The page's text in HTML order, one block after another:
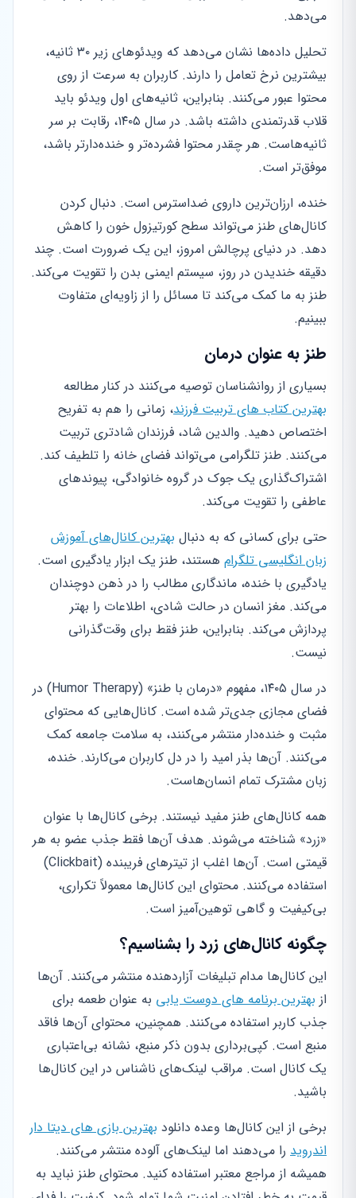
می‌دهد.
تحلیل داده‌ها نشان می‌دهد که ویدئوهای زیر ۳۰ ثانیه،
بیشترین نرخ تعامل را دارند. کاربران به سرعت از روی
محتوا عبور می‌کنند. بنابراین، ثانیه‌های اول ویدئو باید
قلاب قدرتمندی داشته باشد. در سال ۱۴۰۵، رقابت بر سر
ثانیه‌هاست. هر چقدر محتوا فشرده‌تر و خنده‌دارتر باشد،
موفق‌تر است.
خنده، ارزان‌ترین داروی ضداسترس است. دنبال کردن
کانال‌های طنز می‌تواند سطح کورتیزول خون را کاهش
دهد. در دنیای پرچالش امروز، این یک ضرورت است. چند
دقیقه خندیدن در روز، سیستم ایمنی بدن را تقویت می‌کند.
طنز به ما کمک می‌کند تا مسائل را از زاویه‌ای متفاوت
ببینیم.
طنز به عنوان درمان
بسیاری از روانشناسان توصیه می‌کنند در کنار مطالعه
بهترین کتاب های تربیت فرزند، زمانی را هم به تفریح
اختصاص دهید. والدین شاد، فرزندان شادتری تربیت
می‌کنند. طنز تلگرامی می‌تواند فضای خانه را تلطیف کند.
اشتراک‌گذاری یک جوک در گروه خانوادگی، پیوندهای
عاطفی را تقویت می‌کند.
حتی برای کسانی که به دنبال بهترین کانال‌های آموزش
زبان انگلیسی تلگرام هستند، طنز یک ابزار یادگیری است.
یادگیری با خنده، ماندگاری مطالب را در ذهن دوچندان
می‌کند. مغز انسان در حالت شادی، اطلاعات را بهتر
پردازش می‌کند. بنابراین، طنز فقط برای وقت‌گذرانی
نیست.
در سال ۱۴۰۵، مفهوم «درمان با طنز» (Humor Therapy) در
فضای مجازی جدی‌تر شده است. کانال‌هایی که محتوای
مثبت و خنده‌دار منتشر می‌کنند، به سلامت جامعه کمک
می‌کنند. آن‌ها بذر امید را در دل کاربران می‌کارند. خنده،
زبان مشترک تمام انسان‌هاست.
همه کانال‌های طنز مفید نیستند. برخی کانال‌ها با عنوان
«زرد» شناخته می‌شوند. هدف آن‌ها فقط جذب عضو به هر
قیمتی است. آن‌ها اغلب از تیترهای فریبنده (Clickbait)
استفاده می‌کنند. محتوای این کانال‌ها معمولاً تکراری،
بی‌کیفیت و گاهی توهین‌آمیز است.
چگونه کانال‌های زرد را بشناسیم؟
این کانال‌ها مدام تبلیغات آزاردهنده منتشر می‌کنند. آن‌ها
از بهترین برنامه های دوست یابی به عنوان طعمه برای
جذب کاربر استفاده می‌کنند. همچنین، محتوای آن‌ها فاقد
منبع است. کپی‌برداری بدون ذکر منبع، نشانه بی‌اعتباری
یک کانال است. مراقب لینک‌های ناشناس در این کانال‌ها
باشید.
برخی از این کانال‌ها وعده دانلود بهترین بازی های دیتا دار
اندروید را می‌دهند اما لینک‌های آلوده منتشر می‌کنند.
همیشه از مراجع معتبر استفاده کنید. محتوای طنز نباید به